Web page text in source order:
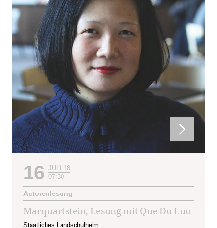
16 JULI 18
07:30
Autorenlesung
Marquartstein, Lesung mit Que Du Luu
Staatliches Landschulheim